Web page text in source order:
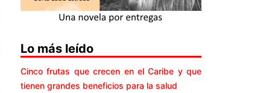
Lo más leído
Cinco frutas que crecen en el Caribe y que
tienen grandes beneficios para la salud